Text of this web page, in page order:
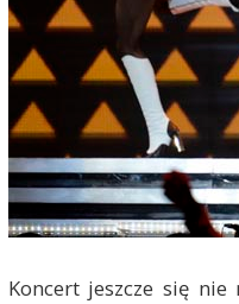
Koncert jeszcze się nie